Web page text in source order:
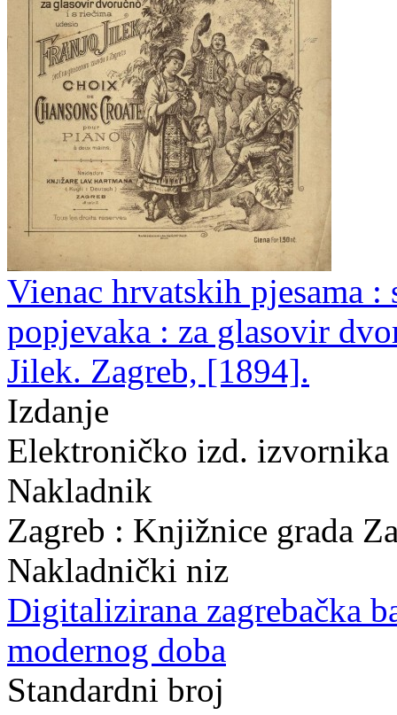
Vienac hrvatskih pjesama
popjevaka : za glasovir
Jilek. Zagreb, [1894].
Izdanje
Elektroničko izd.
Nakladnik
Zagreb : Knjižnice grada
Nakladnički niz
Digitalizirana zagrebačka
modernog doba
Standardni broj